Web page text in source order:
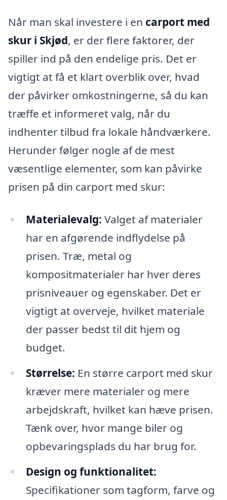
Når man skal investere i en carport med
skur i Skjød, er der flere faktorer, der
spiller ind på den endelige pris. Det er
vigtigt at få et klart overblik over, hvad
der påvirker omkostningerne, så du kan
træffe et informeret valg, når du
indhenter tilbud fra lokale håndværkere.
Herunder følger nogle af de mest
væsentlige elementer, som kan påvirke
prisen på din carport med skur:
Materialevalg: Valget af materialer
har en afgørende indflydelse på
prisen. Træ, metal og
kompositmaterialer har hver deres
prisniveauer og egenskaber. Det er
vigtigt at overveje, hvilket materiale
der passer bedst til dit hjem og
budget.
Størrelse: En større carport med skur
kræver mere materialer og mere
arbejdskraft, hvilket kan hæve prisen.
Tænk over, hvor mange biler og
opbevaringsplads du har brug for.
Design og funktionalitet:
Specifikationer som tagform, farve og